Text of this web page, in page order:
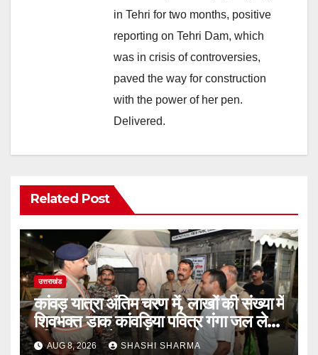
in Tehri for two months, positive
reporting on Tehri Dam, which
was in crisis of controversies,
paved the way for construction
with the power of her pen.
Delivered.
Related Post
उत्तराखंड
कांवड़ यात्रा अंतिम चरण में, लाखों की संख्या में
शिवभक्त डाक कांवड़िया पवित्र गंगा जल लेने
हरिद्वार पहुंच रहे
AUG 8, 2026 SHASHI SHARMA